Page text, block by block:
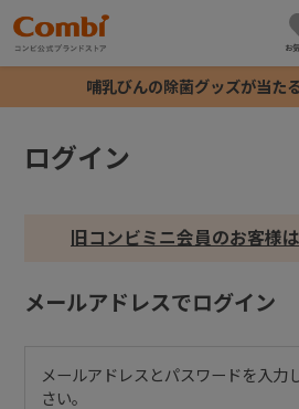
お
哺乳びんの除菌グッズが当た
ログイン
旧コンビミニ会員のお客様
メールアドレスでログイン
メールアドレスとパスワードを入力
さい。